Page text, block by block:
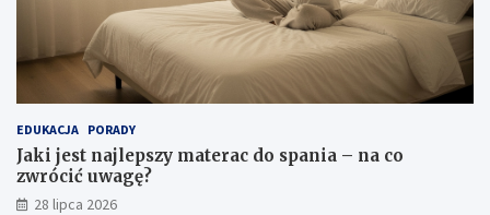
EDUKACJA PORADY
Jaki jest najlepszy materac do spania – na co
zwrócić uwagę?
28 lipca 2026